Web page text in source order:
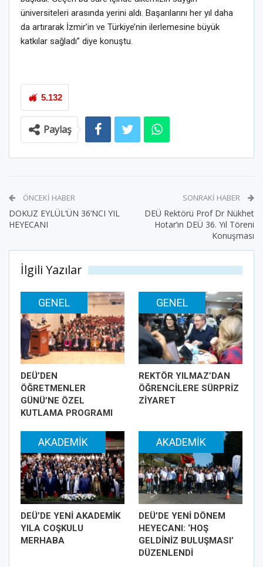
üniversiteleri arasında yerini aldı. Başarılarını her yıl daha
da artırarak İzmir’in ve Türkiye’nin ilerlemesine büyük
katkılar sağladı” diye konuştu.
5.132
Paylaş
ÖNCEKI HABER
DOKUZ EYLÜL’ÜN 36’NCI YIL
HEYECANI
SONRAKI HABER
DEÜ Rektörü Prof Dr Nükhet
Hotar’ın DEÜ 36. Yıl Töreni
Konuşması
İlgili Yazılar
GENEL
DEÜ’DEN
ÖĞRETMENLER
GÜNÜ’NE ÖZEL
KUTLAMA PROGRAMI
GENEL
REKTÖR YILMAZ’DAN
ÖĞRENCİLERE SÜRPRİZ
ZİYARET
AKADEMIK
DEÜ’DE YENİ AKADEMİK
YILA COŞKULU
MERHABA
AKADEMIK
DEÜ’DE YENİ DÖNEM
HEYECANI: ‘HOŞ
GELDİNİZ BULUŞMASI’
DÜZENLENDİ